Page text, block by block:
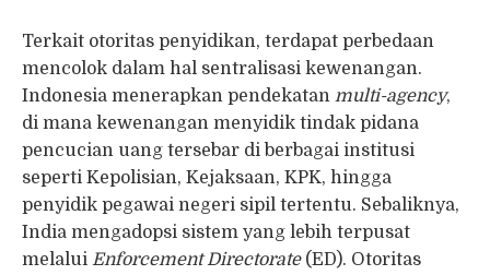
Terkait otoritas penyidikan, terdapat perbedaan
mencolok dalam hal sentralisasi kewenangan.
Indonesia menerapkan pendekatan multi-agency,
di mana kewenangan menyidik tindak pidana
pencucian uang tersebar di berbagai institusi
seperti Kepolisian, Kejaksaan, KPK, hingga
penyidik pegawai negeri sipil tertentu. Sebaliknya,
India mengadopsi sistem yang lebih terpusat
melalui Enforcement Directorate(ED). Otoritas